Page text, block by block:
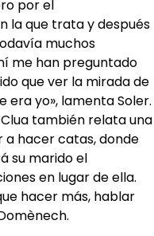
por el
la que trata y después
muchos
me han preguntado
que ver la mirada de
era yo», lamenta Soler.
también relata una
a hacer catas, donde
su marido el
en lugar de ella.
hacer más, hablar